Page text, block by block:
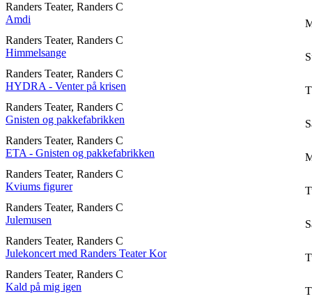
Randers Teater, Randers C
Amdi
Randers Teater, Randers C
Himmelsange
Randers Teater, Randers C
HYDRA - Venter på krisen
Randers Teater, Randers C
Gnisten og pakkefabrikken
Randers Teater, Randers C
ETA - Gnisten og pakkefabrikken
Randers Teater, Randers C
Kviums figurer
Randers Teater, Randers C
Julemusen
Randers Teater, Randers C
Julekoncert med Randers Teater Kor
Randers Teater, Randers C
Kald på mig igen